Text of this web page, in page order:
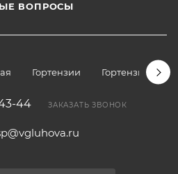
ВОПРОСЫ
Гортензии Гортензии
44 ЗАКАЗАТЬ ЗВОНОК